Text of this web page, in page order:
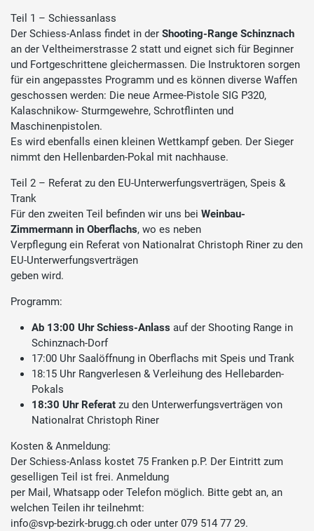
Teil 1 – Schiessanlass
Der Schiess-Anlass findet in der Shooting-Range Schinznach
an der Veltheimerstrasse 2 statt und eignet sich für Beginner
und Fortgeschrittene gleichermassen. Die Instruktoren sorgen
für ein angepasstes Programm und es können diverse Waffen
geschossen werden: Die neue Armee-Pistole SIG P320,
Kalaschnikow- Sturmgewehre, Schrotflinten und
Maschinenpistolen.
Es wird ebenfalls einen kleinen Wettkampf geben. Der Sieger
nimmt den Hellenbarden-Pokal mit nachhause.
Teil 2 – Referat zu den EU-Unterwerfungsverträgen, Speis &
Trank
Für den zweiten Teil befinden wir uns bei Weinbau-
Zimmermann in Oberflachs, wo es neben
Verpflegung ein Referat von Nationalrat Christoph Riner zu den
EU-Unterwerfungsverträgen
geben wird.
Programm:
Ab 13:00 Uhr Schiess-Anlass auf der Shooting Range in
Schinznach-Dorf
17:00 Uhr Saalöffnung in Oberflachs mit Speis und Trank
18:15 Uhr Rangverlesen & Verleihung des Hellebarden-
Pokals
18:30 Uhr Referat zu den Unterwerfungsverträgen von
Nationalrat Christoph Riner
Kosten & Anmeldung:
Der Schiess-Anlass kostet 75 Franken p.P. Der Eintritt zum
geselligen Teil ist frei. Anmeldung
per Mail, Whatsapp oder Telefon möglich. Bitte gebt an, an
welchen Teilen ihr teilnehmt:
info@svp-bezirk-brugg.ch oder unter 079 514 77 29.